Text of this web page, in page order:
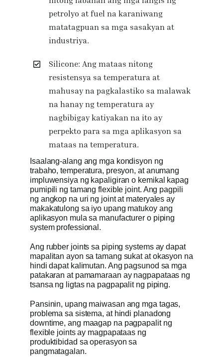
petrolyo at fuel na karaniwang
matatagpuan sa mga sasakyan at
industriya.
Silicone: Ang mataas nitong
resistensya sa temperatura at
mahusay na pagkalastiko sa malawak
na hanay ng temperatura ay
nagbibigay katiyakan na ito ay
perpekto para sa mga aplikasyon sa
mataas na temperatura.
Isaalang-alang ang mga kondisyon ng
trabaho, temperatura, presyon, at anumang
impluwensiya ng kapaligiran o kemikal kapag
pumipili ng tamang flexible joint. Ang pagpili
ng angkop na uri ng joint at materyales ay
makakatulong sa iyo upang matukoy ang
aplikasyon mula sa manufacturer o piping
system professional.
Ang rubber joints sa piping systems ay dapat
mapalitan ayon sa tamang sukat at okasyon na
hindi dapat kalimutan. Ang pagsunod sa mga
patakaran at pamamaraan ay nagpapataas ng
tsansa ng ligtas na pagpapalit ng piping.
Pansinin, upang maiwasan ang mga tagas,
problema sa sistema, at hindi planadong
downtime, ang maagap na pagpapalit ng
flexible joints ay magpapataas ng
produktibidad sa operasyon sa
pangmatagalan.